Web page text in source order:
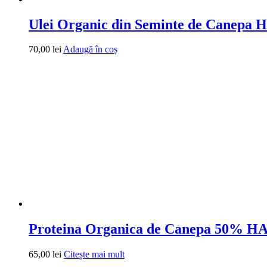
Ulei Organic din Seminte de Canepa
70,00 leiAdaugă în coș
Proteina ​​Organica de Canepa 50%
65,00 lei Citește mai mult